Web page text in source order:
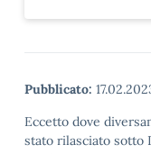
Pubblicato:
Eccetto dove
stato rilasciato sotto